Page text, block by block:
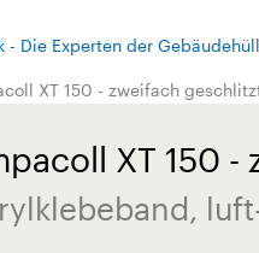
- Die Experten der
XT 150 - zweifach
XT 150